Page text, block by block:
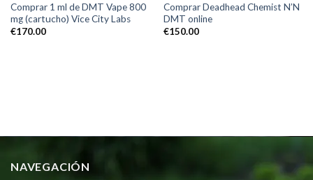
Comprar 1 ml de DMT Vape 800
mg (cartucho) Vice City Labs
€170.00
Comprar Deadhead Chemist N’N
DMT online
€150.00
NAVEGACIÓN